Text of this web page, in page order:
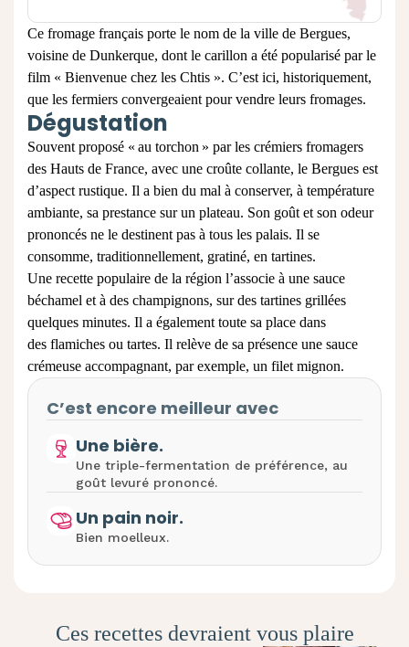
Ce fromage français porte le nom de la ville de Bergues,
voisine de Dunkerque, dont le carillon a été popularisé par le
film « Bienvenue chez les Chtis ». C’est ici, historiquement,
que les fermiers convergeaient pour vendre leurs fromages.
Dégustation
Souvent proposé « au torchon » par les crémiers fromagers
des Hauts de France, avec une croûte collante, le Bergues est
d’aspect rustique. Il a bien du mal à conserver, à température
ambiante, sa prestance sur un plateau. Son goût et son odeur
prononcés ne le destinent pas à tous les palais. Il se
consomme, traditionnellement, gratiné, en tartines.
Une recette populaire de la région l’associe à une sauce
béchamel et à des champignons, sur des tartines grillées
quelques minutes. Il a également toute sa place dans
des flamiches ou tartes. Il relève de sa présence une sauce
crémeuse accompagnant, par exemple, un filet mignon.
C’est encore meilleur avec
Une bière.
Une triple-fermentation de préférence, au
goût levuré prononcé.
Un pain noir.
Bien moelleux.
Ces recettes devraient vous plaire